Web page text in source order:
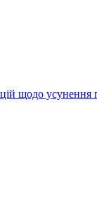
щодо